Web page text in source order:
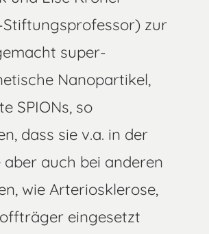
Stiftungsprofessor) zur
super-
Nanopartikel,
SPIONs, so
dass sie v.a. in der
aber auch bei anderen
wie Arteriosklerose,
eingesetzt